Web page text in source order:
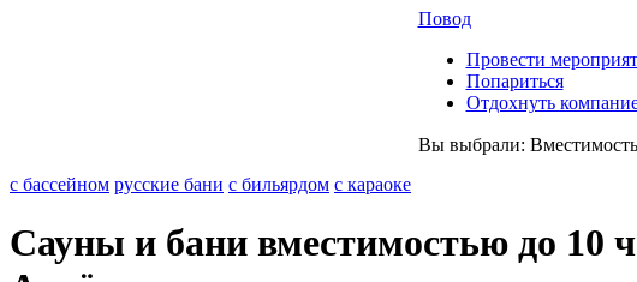
Повод
Провести
Попариться
Отдохнуть
Вы выбрали:
с бассейном русские бани с бильярдом с караоке
Сауны и бани вместимостью до 10